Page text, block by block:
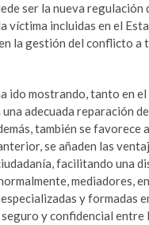
ser la nueva regulación
incluidas en el
la gestión del conflicto a
ido mostrando, tanto en
adecuada reparación
también se
se añaden las
facilitando una
mediadores,
y formadas
y confidencial